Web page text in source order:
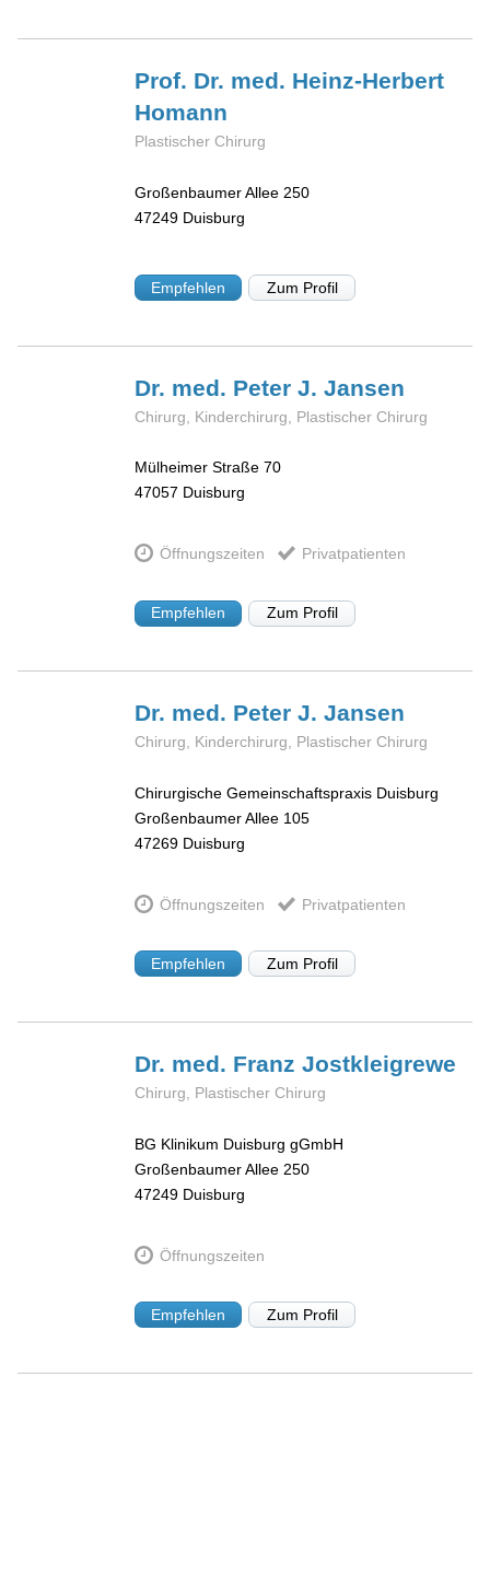
Prof. Dr. med. Heinz-Herbert
Homann
Plastischer Chirurg
Großenbaumer Allee 250
47249 Duisburg
Empfehlen Zum Profil
Dr. med. Peter J.Jansen
Chirurg, Kinderchirurg, Plastischer Chirurg
Mülheimer Straße 70
47057 Duisburg
Öffnungszeiten Privatpatienten
Empfehlen Zum Profil
Dr. med. Peter J.Jansen
Chirurg, Kinderchirurg, Plastischer Chirurg
Chirurgische Gemeinschaftspraxis Duisburg
Großenbaumer Allee 105
47269 Duisburg
Öffnungszeiten Privatpatienten
Empfehlen Zum Profil
Dr. med. FranzJostkleigrewe
Chirurg, Plastischer Chirurg
BG Klinikum Duisburg gGmbH
Großenbaumer Allee 250
47249 Duisburg
Öffnungszeiten
Empfehlen Zum Profil